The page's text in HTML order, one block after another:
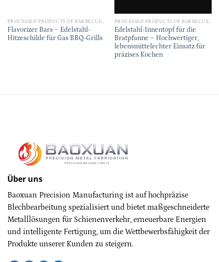
PROCESSED PRODUCTS OF BARBECUE ACCESSORIES
Flavorizer Bars – Edelstahl-
Hitzeschilde für Gas BBQ-Grills
PROCESSED PRODUCTS OF BARBECUE ACCESSORIES
Edelstahl-Innentopf für die
Bratpfanne – Hochwertiger,
lebensmittelechter Einsatz für
präzises Kochen
Über uns
Baoxuan Precision Manufacturing ist auf hochpräzise
Blechbearbeitung spezialisiert und bietet maßgeschneiderte
Metalllösungen für Schienenverkehr, erneuerbare Energien
und intelligente Fertigung, um die Wettbewerbsfähigkeit der
Produkte unserer Kunden zu steigern.